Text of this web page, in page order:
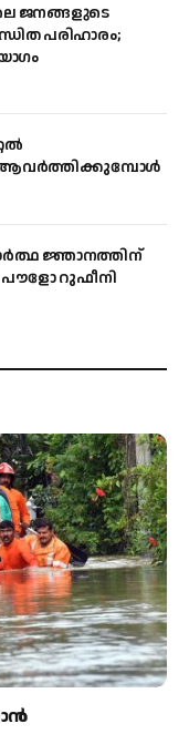
ജനങ്ങളുടെ
പരിഹാരം;
ആവര്‍ത്തിക്കുമ്പോള്‍
ജ്ഞാനത്തിന്
പൗളോ റുഫീനി